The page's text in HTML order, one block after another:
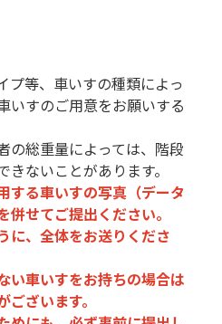
プ等、車いすの種類によっ
いすのご用意をお願いする
の総重量によっては、階段
ないことがあります。
する車いすの写真（データ
せてご提出ください。
に、全体をお送りくださ
い車いすをお持ちの場合は
ざいます。